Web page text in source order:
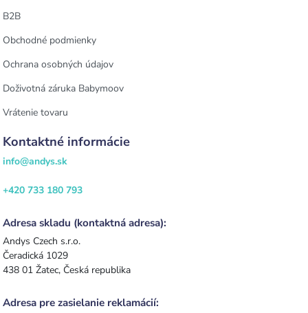
B2B
Obchodné podmienky
Ochrana osobných údajov
Doživotná záruka Babymoov
Vrátenie tovaru
Kontaktné informácie
info@andys.sk
+420 733 180 793
Adresa skladu (kontaktná adresa):
Andys Czech s.r.o.
Čeradická 1029
438 01 Žatec, Česká republika
Adresa pre zasielanie reklamácií: